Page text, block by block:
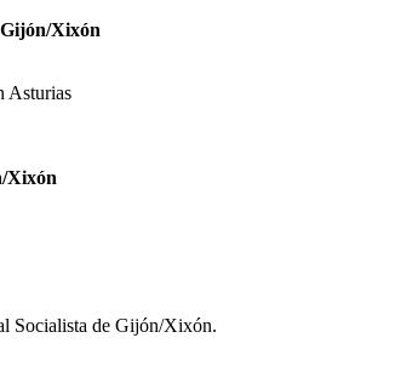
Xixón
Asturias
Xixón
Socialista de Gijón/Xixón.